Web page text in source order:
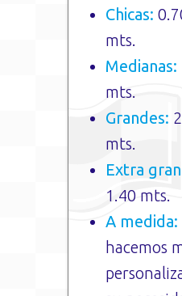
Chicas:
mts.
Medianas:
mts.
Grandes:
mts.
Extra
1.40 mts.
A medida:
hacemos